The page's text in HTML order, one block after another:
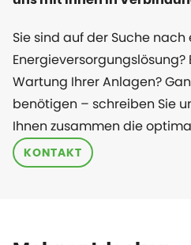
Sie sind auf der Suche nach
Energieversorgungslösung?
Wartung Ihrer Anlagen?
benötigen – schreiben Sie
Ihnen zusammen die
KONTAKT